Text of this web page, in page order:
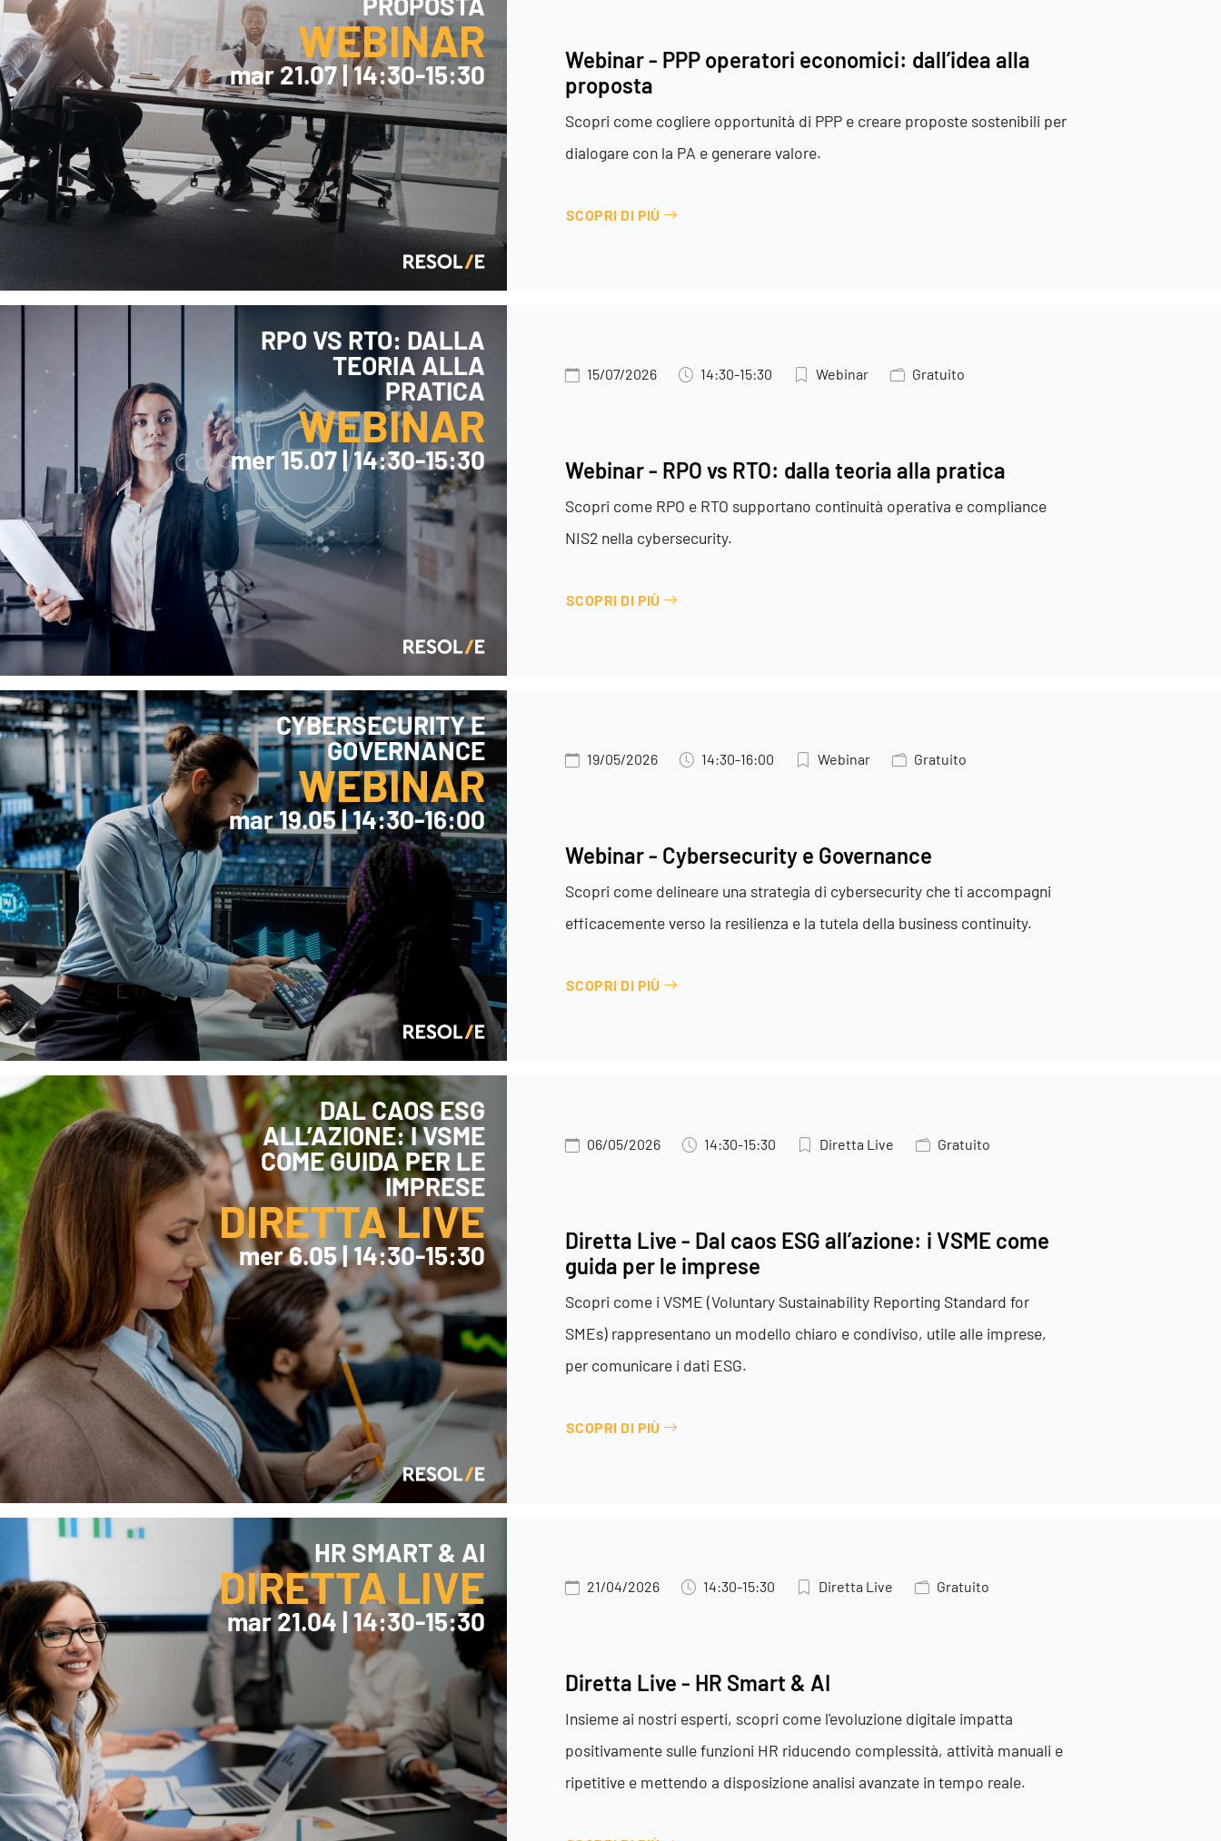
About Resolve
Ispirazioni Formazione Contatti
Remote Working & Video e Audio Conferencing
Sicurezza & Conformità
Business Intelligence, Analitiche e Intelligenza
Artificiale
Sviluppo App
Project Management
Finanza & Gestione Economica
Risk Management
Sistemi di Gestione
Cyber Security
WEBINAR
mar 21.07 | 14:30-15:30
Webinar - PPP operatori economici: dall’idea alla
proposta
Scopri come cogliere opportunità di PPP e creare proposte sostenibili per
dialogare con la PA e generare valore.
SCOPRI DI PIÙ
RPO VS RTO: DALLA
TEORIA ALLA
PRATICA
WEBINAR
mer 15.07 | 14:30-15:30
15/07/2026 14:30-15:30 Webinar Gratuito
Webinar - RPO vs RTO: dalla teoria alla pratica
Scopri come RPO e RTO supportano continuità operativa e compliance
NIS2 nella cybersecurity.
SCOPRI DI PIÙ
CYBERSECURITY E
GOVERNANCE
WEBINAR
mar 19.05 | 14:30-16:00
19/05/2026 14:30-16:00 Webinar Gratuito
Webinar - Cybersecurity e Governance
Scopri come delineare una strategia di cybersecurity che ti accompagni
efficacemente verso la resilienza e la tutela della business continuity.
SCOPRI DI PIÙ
DAL CAOS ESG
ALL’AZIONE: I VSME
COME GUIDA PER LE
IMPRESE
DIRETTA LIVE
mer 6.05 | 14:30-15:30
06/05/2026 14:30-15:30 Diretta Live Gratuito
Diretta Live - Dal caos ESG all’azione: i VSME come
guida per le imprese
Scopri come i VSME (Voluntary Sustainability Reporting Standard for
SMEs) rappresentano un modello chiaro e condiviso, utile alle imprese,
per comunicare i dati ESG.
SCOPRI DI PIÙ
HR SMART & AI
DIRETTA LIVE
mar 21.04 | 14:30-15:30
21/04/2026 14:30-15:30 Diretta Live Gratuito
Diretta Live - HR Smart & AI
Insieme ai nostri esperti, scopri come l'evoluzione digitale impatta
positivamente sulle funzioni HR riducendo complessità, attività manuali e
ripetitive e mettendo a disposizione analisi avanzate in tempo reale.